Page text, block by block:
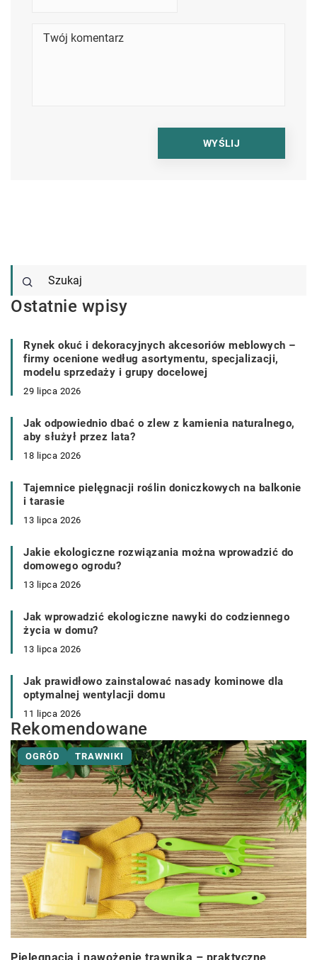
Ostatnie wpisy
Rynek okuć i dekoracyjnych akcesoriów meblowych –
firmy ocenione według asortymentu, specjalizacji,
modelu sprzedaży i grupy docelowej
29 lipca 2026
Jak odpowiednio dbać o zlew z kamienia naturalnego,
aby służył przez lata?
18 lipca 2026
Tajemnice pielęgnacji roślin doniczkowych na balkonie
i tarasie
13 lipca 2026
Jakie ekologiczne rozwiązania można wprowadzić do
domowego ogrodu?
13 lipca 2026
Jak wprowadzić ekologiczne nawyki do codziennego
życia w domu?
13 lipca 2026
Jak prawidłowo zainstalować nasady kominowe dla
optymalnej wentylacji domu
11 lipca 2026
Rekomendowane
OGRÓD TRAWNIKI
Pielęgnacja i nawożenie trawnika – praktyczne